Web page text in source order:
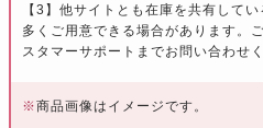
【3】他サイトとも在庫を共有して
多くご用意できる場合があります。
スタマーサポートまでお問い合わせく
※商品画像はイメージです。